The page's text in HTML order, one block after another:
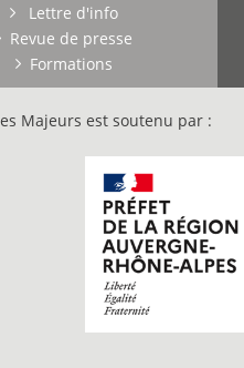
Lettre d'info
Revue de presse
Formations
Majeurs est soutenu par :